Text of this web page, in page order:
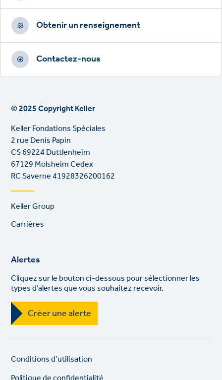
Obtenir un renseignement
Contactez-nous
© 2025 Copyright Keller
Keller Fondations Spéciales
2 rue Denis Papin
CS 69224 Duttlenheim
67129 Molsheim Cedex
RC Saverne 41928326200162
Footer
Keller Group
Carrières
Alertes
Cliquez sur le bouton ci-dessous pour sélectionner les
types d’alertes que vous souhaitez recevoir.
Créer une alerte
Legal
links
Conditions d’utilisation